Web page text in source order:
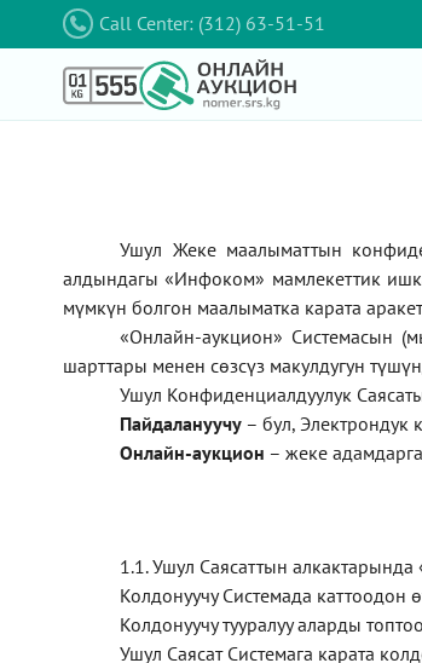
Call Center: (312) 63-51-51
Ушул Жеке маалыматтын
алдындагы«Инфоком» мамлекеттик
мүмкүн болгон маалыматка карата
«Онлайн-аукцион» Системасын
шарттары менен сөзсүз макулдугун
Ушул Конфиденциалдуулук
Пайдалануучу – бул, Электрондук
Онлайн-аукцион –жеке
1.1. Ушул Саясаттын алкактарында
Колдонуучу Системада каттоодон
Колдонуучу тууралуу аларды
Ушул Саясат Системага карата